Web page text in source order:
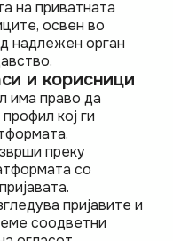
на приватната
освен во
надлежен орган
и корисници
има право да
кој ги
преку
со
пријавите и
соодветни